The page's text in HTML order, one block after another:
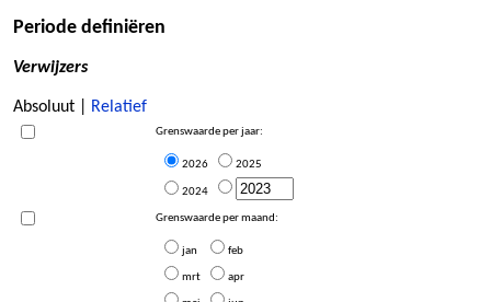
Periode definiëren
Verwijzers
Absoluut | Relatief
Grenswaarde per jaar:
2026 2025
2024
Grenswaarde per maand:
jan feb
mrt apr